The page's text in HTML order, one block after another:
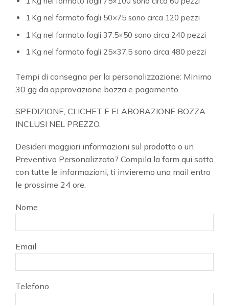
1 Kg nel formato fogli 50×75 sono circa 120 pezzi
1 Kg nel formato fogli 37.5×50 sono circa 240 pezzi
1 Kg nel formato fogli 25×37.5 sono circa 480 pezzi
Tempi di consegna per la personalizzazione: Minimo
30 gg da approvazione bozza e pagamento.
SPEDIZIONE, CLICHET E ELABORAZIONE BOZZA
INCLUSI NEL PREZZO.
Desideri maggiori informazioni sul prodotto o un
Preventivo Personalizzato? Compila la form qui sotto
con tutte le informazioni, ti invieremo una mail entro
le prossime 24 ore.
Nome
Email
Telefono